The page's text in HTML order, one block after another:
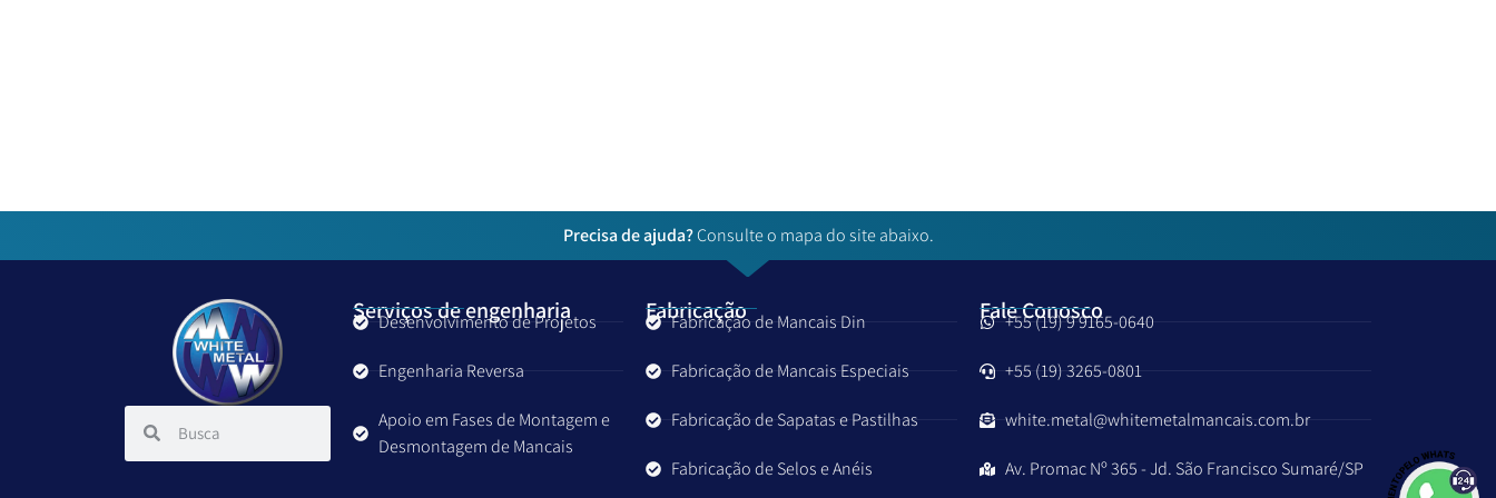
Precisa de ajuda?Consulte o mapa do site abaixo.
Serviços de engenharia
Desenvolvimento de Projetos
Engenharia Reversa
Apoio em Fases de Montagem e
Desmontagem de Mancais
Fabricação
Fabricação de Mancais Din
Fabricação de Mancais Especiais
Fabricação de Sapatas e Pastilhas
Fabricação de Selos e Anéis
Fale Conosco
+55 (19) 9 9165-0640
+55 (19) 3265-0801
white.metal@whitemetalmancais.com.br
Av. Promac Nº 365 - Jd. São Francisco Sumaré/SP